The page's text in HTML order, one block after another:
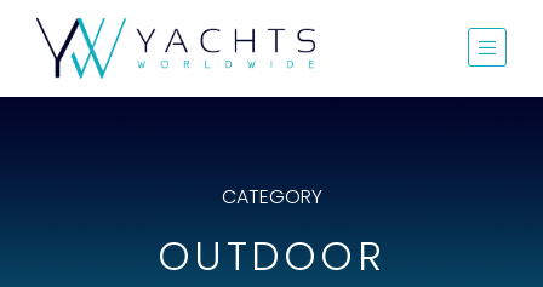
CATEGORY
OUTDOOR